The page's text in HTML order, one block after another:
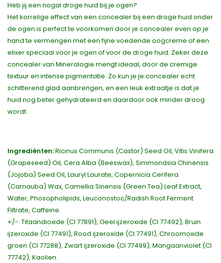
Heb jij een nogal droge huid bij je ogen?
Het korrelige effect van een concealer bij een droge huid onder
de ogen is perfect te voorkomen door je concealer even op je
hand te vermengen met een fijne voedende oogcreme of een
elixer speciaal voor je ogen of voor de droge huid. Zeker deze
concealer van Mineralogie mengt ideaal, door de cremige
textuur en intense pigmentatie. Zo kun je je concealer echt
schitterend glad aanbrengen, en een leuk extraatje is dat je
huid nog beter gehydrateerd en daardoor ook minder droog
wordt.
Ingrediënten:Ricinus Communis (Castor) Seed Oil, Vitis Vinifera
(Grapeseed) Oil, Cera Alba (Beeswax), Simmondsia Chinensis
(Jojoba) Seed Oil, Lauryl Laurate, Copernicia Cerifera
(Carnauba) Wax, Camellia Sinensis (Green Tea) Leaf Extract,
Water, Phosopholipids, Leuconostoc/Radish Root Ferment
Filtrate, Caffeine.
+/-: Titaandioxide (CI 77891), Geel ijzeroxide (CI 77492), Bruin
ijzeroxide (CI 77491), Rood ijzeroxide (CI 77491), Chroomoxide
groen (CI 77288), Zwart ijzeroxide (CI 77499), Mangaanviolet (CI
77742), Kaolien.